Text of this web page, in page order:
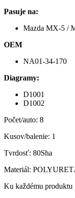
Pasuje na:
Mazda MX-5 /
OEM
NA01-34-170
Diagramy:
D1001
D1002
Počet/auto: 8
Kusov/balenie: 1
Tvrdosť: 80Sha
Materiál:
Ku každému produktu